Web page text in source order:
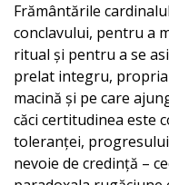
Frământările
conclavului, pentru a
ritual și pentru a se
prelat integru,
macină și pe care
căci certitudinea este
toleranței,
nevoie de credință –